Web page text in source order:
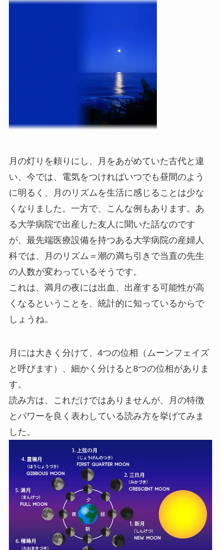
月の灯りを頼りにし、月をあがめていた古代と違
い、今では、電気をつければいつでも昼間のよう
に明るく、月のリズムを生活に感じることは少な
くなりました。一方で、こんな例もあります。あ
る大学病院で出産した友人に聞いた話なのです
が、最先端医療設備を持つある大学病院の産婦人
科では、月のリズム＝潮の満ち引きで当直の先生
の人数が変わっているそうです。
これは、満月の夜には出血、出産する可能性が高
くなるということを、統計的に知っているからで
しょうね。
月には大きく分けて、4つの位相（ムーンフェイズ
と呼びます）、細かく分けると8つの位相がありま
す。
読み方は、これだけではありませんが、月の特徴
とパワーを良く表わしている読み方を挙げてみま
した。